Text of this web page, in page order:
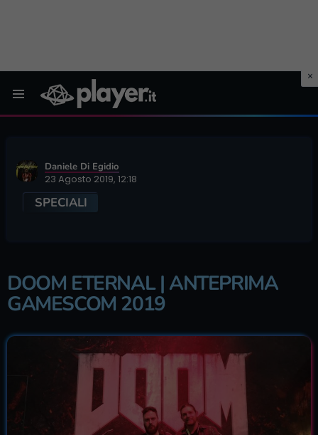
Daniele Di Egidio
23 Agosto 2019, 12:18
SPECIALI
DOOM ETERNAL | ANTEPRIMA
GAMESCOM 2019